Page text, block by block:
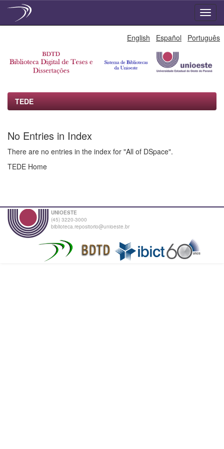
English Español Português
TEDE
No Entries in Index
There are no entries in the index for "All of DSpace".
TEDE Home
UNIOESTE
(45) 3220-3000
biblioteca.repositorio@unioeste.br